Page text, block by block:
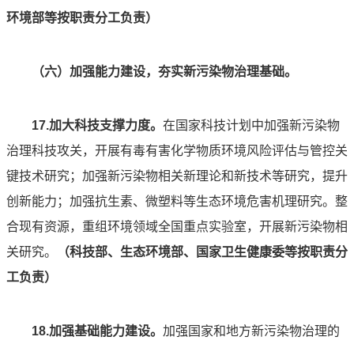
环境部等按职责分工负责）
（六）加强能力建设，夯实新污染物治理基础。
17.加大科技支撑力度。 在国家科技计划中加强新污染物
治理科技攻关，开展有毒有害化学物质环境风险评估与管控关
键技术研究；加强新污染物相关新理论和新技术等研究，提升
创新能力；加强抗生素、微塑料等生态环境危害机理研究。整
合现有资源，重组环境领域全国重点实验室，开展新污染物相
关研究。
（科技部、生态环境部、国家卫生健康委等按职责分
工负责）
18.加强基础能力建设。 加强国家和地方新污染物治理的